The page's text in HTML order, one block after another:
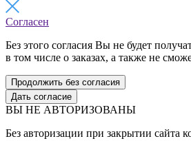
Согласен
Без этого согласия Вы не будет
в том числе о заказах, а также не
Продолжить без согласия
Дать согласие
ВЫ НЕ АВТОРИЗОВАНЫ
Без авторизации при закрытии сайта